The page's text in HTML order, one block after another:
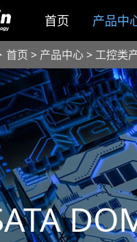
首页 产品中
首页 > 产品中心> 工控类